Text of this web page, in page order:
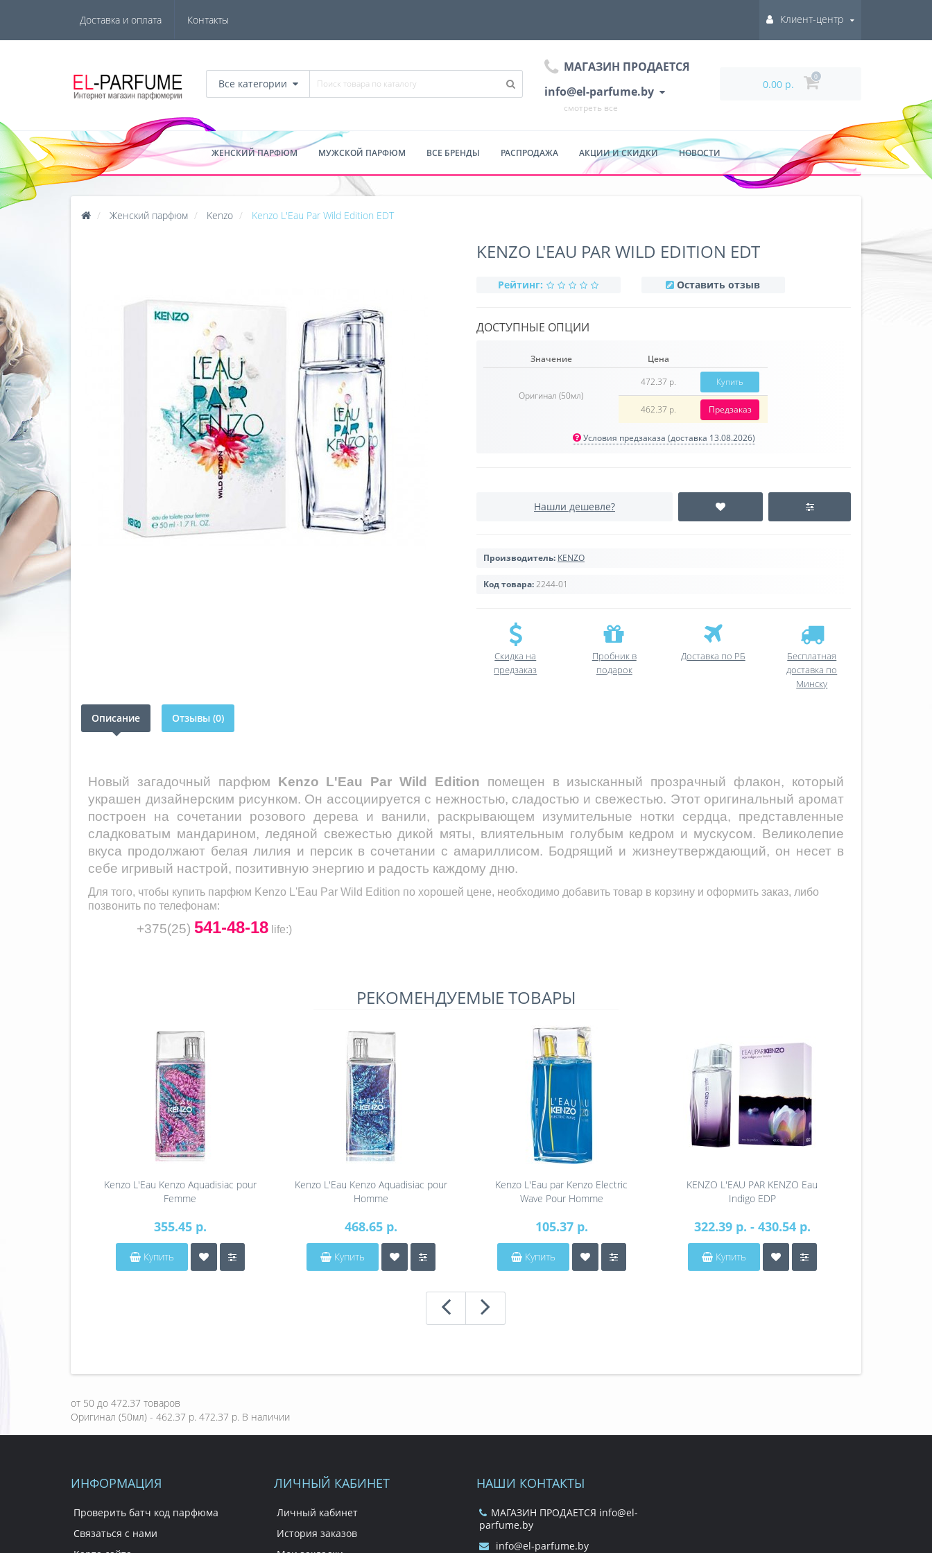
Доставка и оплата Контакты Клиент-центр
Все категории
МАГАЗИН ПРОДАЕТСЯ
info@el-parfume.by
смотреть все
0.00 р.
0
ЖЕНСКИЙ ПАРФЮМ МУЖСКОЙ ПАРФЮМ ВСЕ БРЕНДЫ РАСПРОДАЖА АКЦИИ И СКИДКИ НОВОСТИ
Женский парфюм Kenzo Kenzo L'Eau Par Wild Edition EDT
KENZO L'EAU PAR WILD EDITION EDT
Рейтинг: Оставить отзыв
ДОСТУПНЫЕ ОПЦИИ
Значение Цена
Оригинал (50мл)
472.37 р. Купить
462.37 р. Предзаказ
Условия предзаказа (доставка 13.08.2026)
Нашли дешевле?
Производитель: KENZO
Код товара:2244-01
Скидка на
предзаказ
Пробник в
подарок
Доставка по РБ
Бесплатная
доставка по
Минску
Описание Отзывы (0)
Новый загадочный парфюм Kenzo L'Eau Par Wild Edition помещен в изысканный прозрачный флакон, который
украшен дизайнерским рисунком. Он ассоциируется с нежностью, сладостью и свежестью. Этот оригинальный аромат
построен на сочетании розового дерева и ванили, раскрывающем изумительные нотки сердца, представленные
сладковатым мандарином, ледяной свежестью дикой мяты, влиятельным голубым кедром и мускусом. Великолепие
вкуса продолжают белая лилия и персик в сочетании с амариллисом. Бодрящий и жизнеутверждающий, он несет в
себе игривый настрой, позитивную энергию и радость каждому дню.
Для того, чтобы купить парфюм Kenzo L'Eau Par Wild Edition по хорошей цене, необходимо добавить товар в корзину и оформить заказ, либо
позвонить по телефонам:
+375(25) 541-48-18 life:)
РЕКОМЕНДУЕМЫЕ ТОВАРЫ
Kenzo L'Eau Kenzo Aquadisiac pour
Femme
355.45 р.
Купить
Kenzo L'Eau Kenzo Aquadisiac pour
Homme
468.65 р.
Купить
Kenzo L'Eau par Kenzo Electric
Wave Pour Homme
105.37 р.
Купить
KENZO L'EAU PAR KENZO Eau
Indigo EDP
322.39 р. - 430.54 р.
Купить
от 50 до 472.37 товаров
Оригинал (50мл) - 462.37 р. 472.37 р. В наличии
ИНФОРМАЦИЯ
Проверить батч код парфюма
Связаться с нами
ЛИЧНЫЙ КАБИНЕТ
Личный кабинет
История заказов
НАШИ КОНТАКТЫ
МАГАЗИН ПРОДАЕТСЯ info@el-
parfume.by
info@el-parfume.by